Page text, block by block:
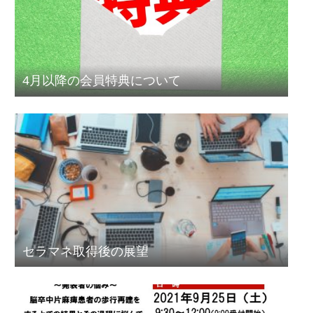
4月以降の会員特典について
セラマネ取得後の展望